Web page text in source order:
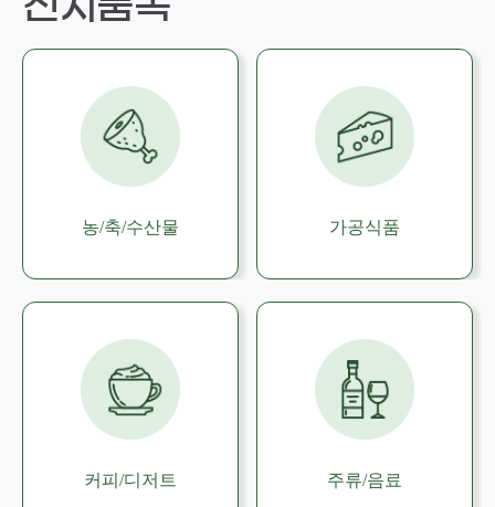
농/축/수산물 가공식품
커피/디저트 주류/음료